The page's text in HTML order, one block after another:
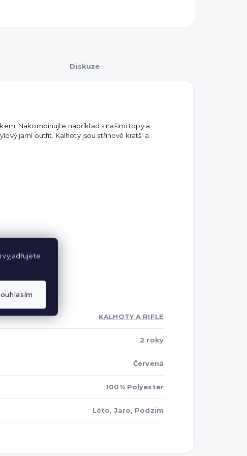
vyjadřujete
Diskuze
Nakombinujte například s našimi topy a
jarní outfit. Kalhoty jsou střihově kratší a
KALHOTY A RIFLE
2 roky
Červená
100% Polyester
Léto, Jaro, Podzim